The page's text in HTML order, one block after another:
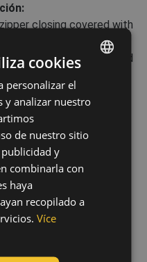
closing covered with
with velcro closing • 2
Oxford reinforced
almacenamiento
ENGLISH
CZECH
HUNGARIAN
SLOVAK
POLISH
cookies
personalizar el
y analizar nuestro
de nuestro sitio
y
combinarla con
haya
recopilado a
Více